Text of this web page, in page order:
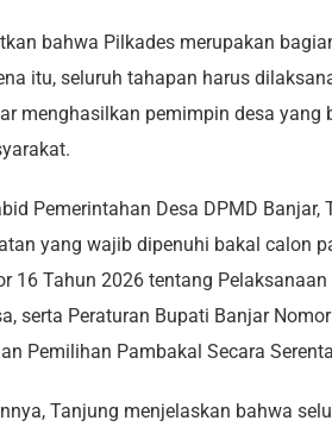
bahwa Pilkades merupakan
itu, seluruh tahapan harus
menghasilkan pemimpin desa yang
Pemerintahan Desa DPMD
yang wajib dipenuhi bakal calon
16 Tahun 2026 tentang
serta Peraturan Bupati Banjar
Pemilihan Pambakal Secara
Tanjung menjelaskan bahwa